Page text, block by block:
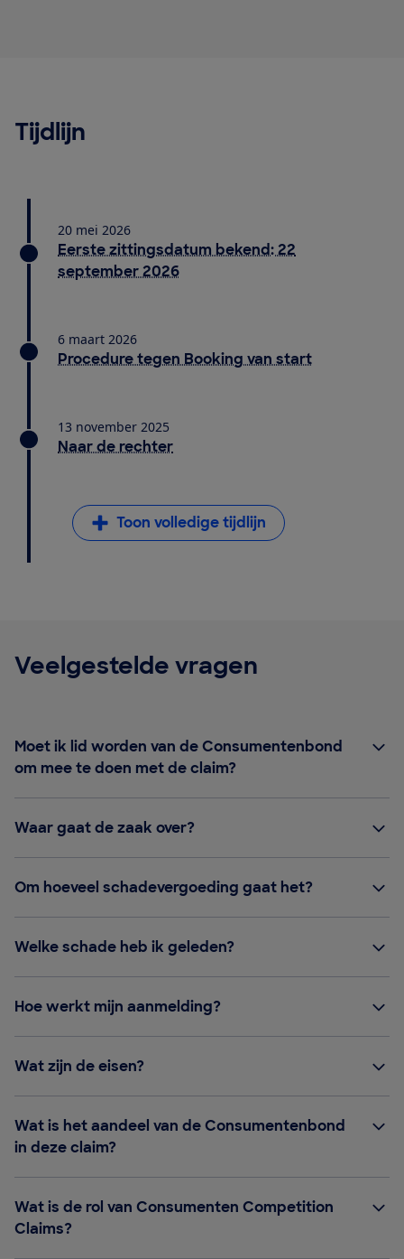
Tijdlijn
20 mei 2026
Eerste zittingsdatum bekend: 22
september 2026
6 maart 2026
Procedure tegen Booking van start
13 november 2025
Naar de rechter
Toon volledige tijdlijn
Veelgestelde vragen
Moet ik lid worden van de Consumentenbond
om mee te doen met de claim?
Waar gaat de zaak over?
Om hoeveel schadevergoeding gaat het?
Welke schade heb ik geleden?
Hoe werkt mijn aanmelding?
Wat zijn de eisen?
Wat is het aandeel van de Consumentenbond
in deze claim?
Wat is de rol van Consumenten Competition
Claims?